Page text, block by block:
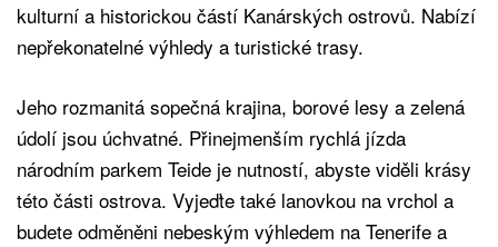
kulturní a historickou částí Kanárských ostrovů. Nabízí
nepřekonatelné výhledy a turistické trasy.
Jeho rozmanitá sopečná krajina, borové lesy a zelená
údolí jsou úchvatné. Přinejmenším rychlá jízda
národním parkem Teide je nutností, abyste viděli krásy
této části ostrova. Vyjeďte také lanovkou na vrchol a
budete odměněni nebeským výhledem na Tenerife a